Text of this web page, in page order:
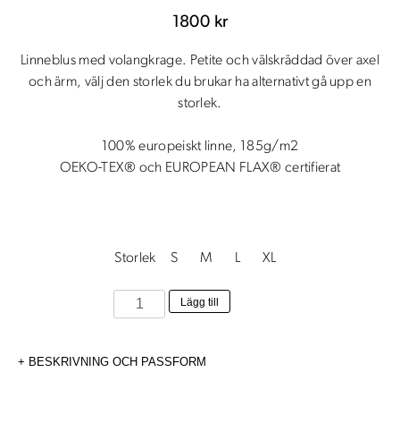
1800 kr
Linneblus med volangkrage. Petite och välskräddad över axel
och ärm, välj den storlek du brukar ha alternativt gå upp en
storlek.
100% europeiskt linne, 185g/m2
OEKO-TEX® och EUROPEAN FLAX® certifierat
Storlek S M L XL
Johanna
Blus
mängd
Lägg till
BESKRIVNING OCH PASSFORM